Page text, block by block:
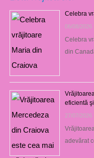
Celebra
06/08/2026
Celebra
din
eficientă
27/07/2026
adevărat